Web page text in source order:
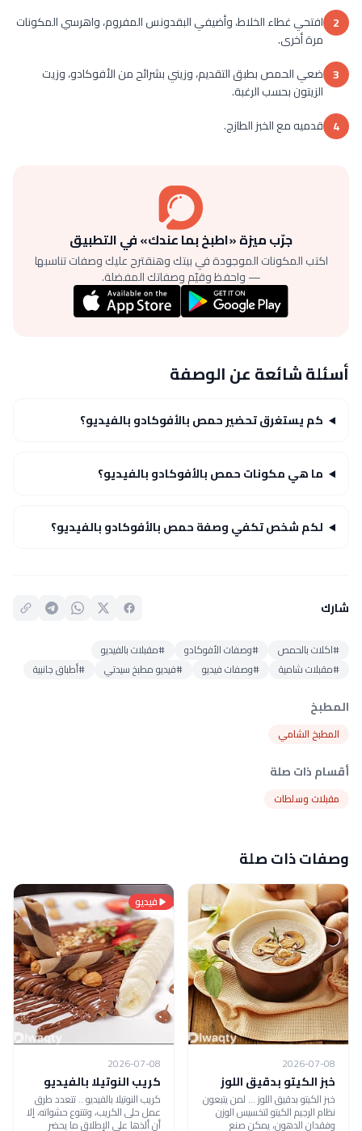
2 افتحي غطاء الخلاط، وأضيفي البقدونس المفروم، واهرسي المكونات
مرة أخرى.
3 ضعي الحمص بطبق التقديم، وزيني بشرائح من الأفوكادو، وزيت
الزيتون بحسب الرغبة.
4 قدميه مع الخبز الطازج.
جرّب ميزة «اطبخ بما عندك» في التطبيق
اكتب المكونات الموجودة في بيتك وهنقترح عليك وصفات تناسبها
— واحفظ وقيّم وصفاتك المفضلة.
أسئلة شائعة عن الوصفة
كم يستغرق تحضير حمص بالأفوكادو بالفيديو؟
ما هي مكونات حمص بالأفوكادو بالفيديو؟
لكم شخص تكفي وصفة حمص بالأفوكادو بالفيديو؟
شارك
#اكلات بالحمص #وصفات الأفوكادو
#مقبلات بالفيديو
#مقبلات شامية
#وصفات فيديو #فيديو مطبخ سيدتي #أطباق جانبية
المطبخ
المطبخ الشامي
أقسام ذات صلة
مقبلات وسلطات
وصفات ذات صلة
2026-07-08
خبز الكيتو بدقيق اللوز
خبز الكيتو بدقيق اللوز ... لمن يتبعون
نظام الرجيم الكيتو لتخسيس الوزن
وفقدان الدهون، يمكن صنع
فيديو
2026-07-08
كريب النوتيلا بالفيديو
كريب النوتيلا بالفيديو .. تتعدد طرق
عمل حلى الكريب، وتتنوع حشواته، إلا
أن ألذها على الإطلاق ما يحضر